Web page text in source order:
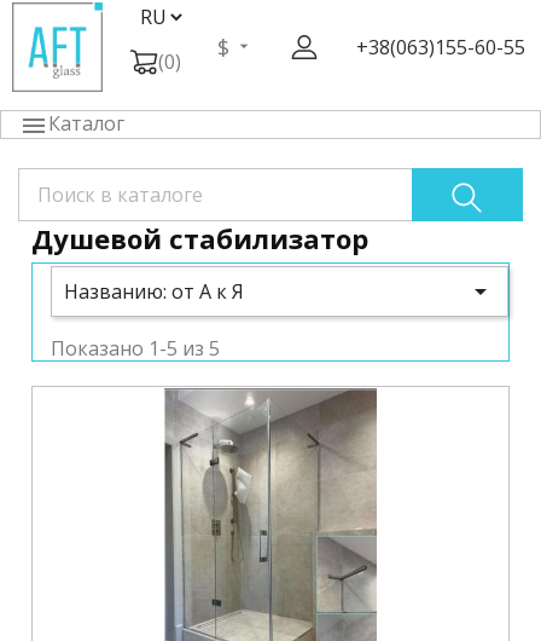
(0) $ +38(063)155-60-55
Каталог
Душевой стабилизатор
Названию: от А к Я 
Показано 1-5 из 5